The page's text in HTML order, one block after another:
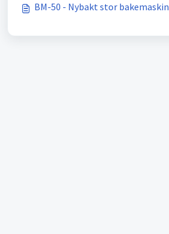
BM-50 - Nybakt stor bakemaskin